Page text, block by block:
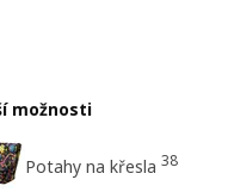
možnosti
Potahy na křesla 38